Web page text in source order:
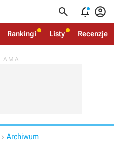
  
Rankingi Listy Recenzje
 Archiwum